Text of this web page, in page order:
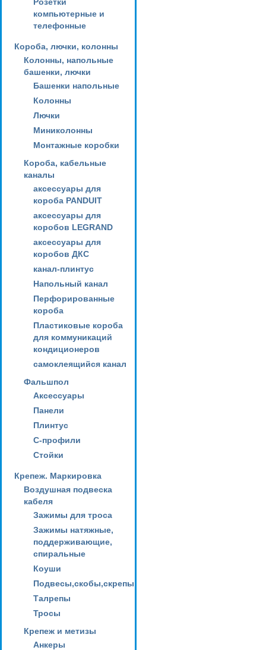
компьютерные и
телефонные
Короба, лючки, колонны
Колонны, напольные
башенки, лючки
Башенки напольные
Колонны
Лючки
Миниколонны
Монтажные коробки
Короба, кабельные
каналы
аксессуары для
короба PANDUIT
аксессуары для
коробов LEGRAND
аксессуары для
коробов ДКС
канал-плинтус
Напольный канал
Перфорированные
короба
Пластиковые короба
для коммуникаций
кондиционеров
самоклеящийся канал
Фальшпол
Аксессуары
Панели
Плинтус
С-профили
Стойки
Крепеж. Маркировка
Воздушная подвеска
кабеля
Зажимы для троса
Зажимы натяжные,
поддерживающие,
спиральные
Коуши
Подвесы,скобы,скрепы
Талрепы
Тросы
Крепеж и метизы
Анкеры